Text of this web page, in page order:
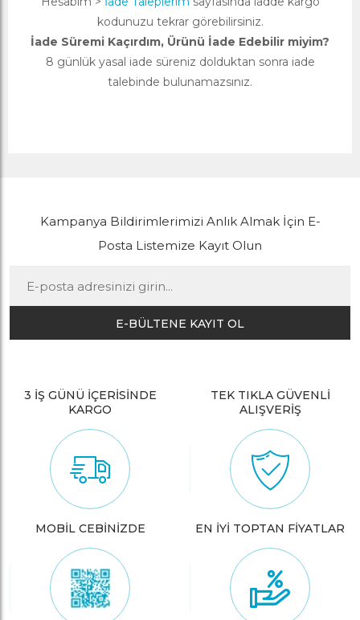
kodunuzu tekrar görebilirsiniz.
İade Süremi Kaçırdım, Ürünü İade Edebilir miyim?
8 günlük yasal iade süreniz dolduktan sonra iade
talebinde bulunamazsınız.
Kampanya Bildirimlerimizi Anlık Almak İçin E-
Posta Listemize Kayıt Olun
E-BÜLTENE KAYIT OL
3 İŞ GÜNÜ İÇERİSİNDE
KARGO
TEK TIKLA GÜVENLİ
ALIŞVERİŞ
MOBİL CEBİNİZDE EN İYİ TOPTAN FİYATLAR